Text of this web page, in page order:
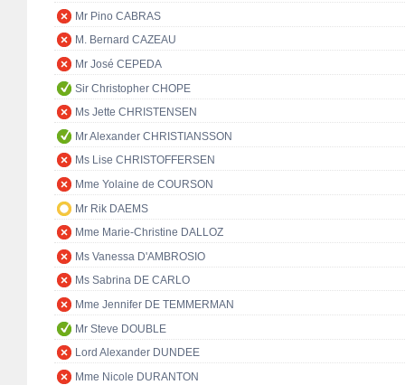
Mr Pino CABRAS
M. Bernard CAZEAU
Mr José CEPEDA
Sir Christopher CHOPE
Ms Jette CHRISTENSEN
Mr Alexander CHRISTIANSSON
Ms Lise CHRISTOFFERSEN
Mme Yolaine de COURSON
Mr Rik DAEMS
Mme Marie-Christine DALLOZ
Ms Vanessa D'AMBROSIO
Ms Sabrina DE CARLO
Mme Jennifer DE TEMMERMAN
Mr Steve DOUBLE
Lord Alexander DUNDEE
Mme Nicole DURANTON